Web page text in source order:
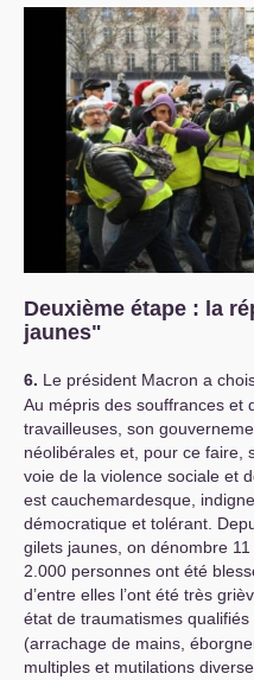
Deuxième étape : la
jaunes"
6. Le président Macron a
Au mépris des souffrances et
travailleuses, son
néolibérales et, pour ce faire,
voie de la violence sociale et
est cauchemardesque,
démocratique et tolérant.
gilets jaunes, on dénombre
2.000 personnes ont été
d’entre elles l’ont été très
état de traumatismes qualifiés
(arrachage de mains,
multiples et mutilations